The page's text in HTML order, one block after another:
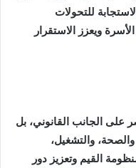
للتحولات
ويعزز الاستقرار
على الجانب القانوني، بل
والتشغيل،
القيم وتعزيز دور